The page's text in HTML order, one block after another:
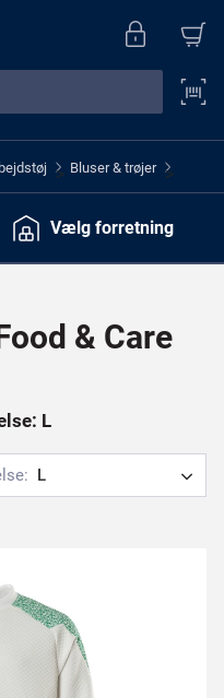
> Bluser & trøjer >
Vælg forretning
& Care
L
L